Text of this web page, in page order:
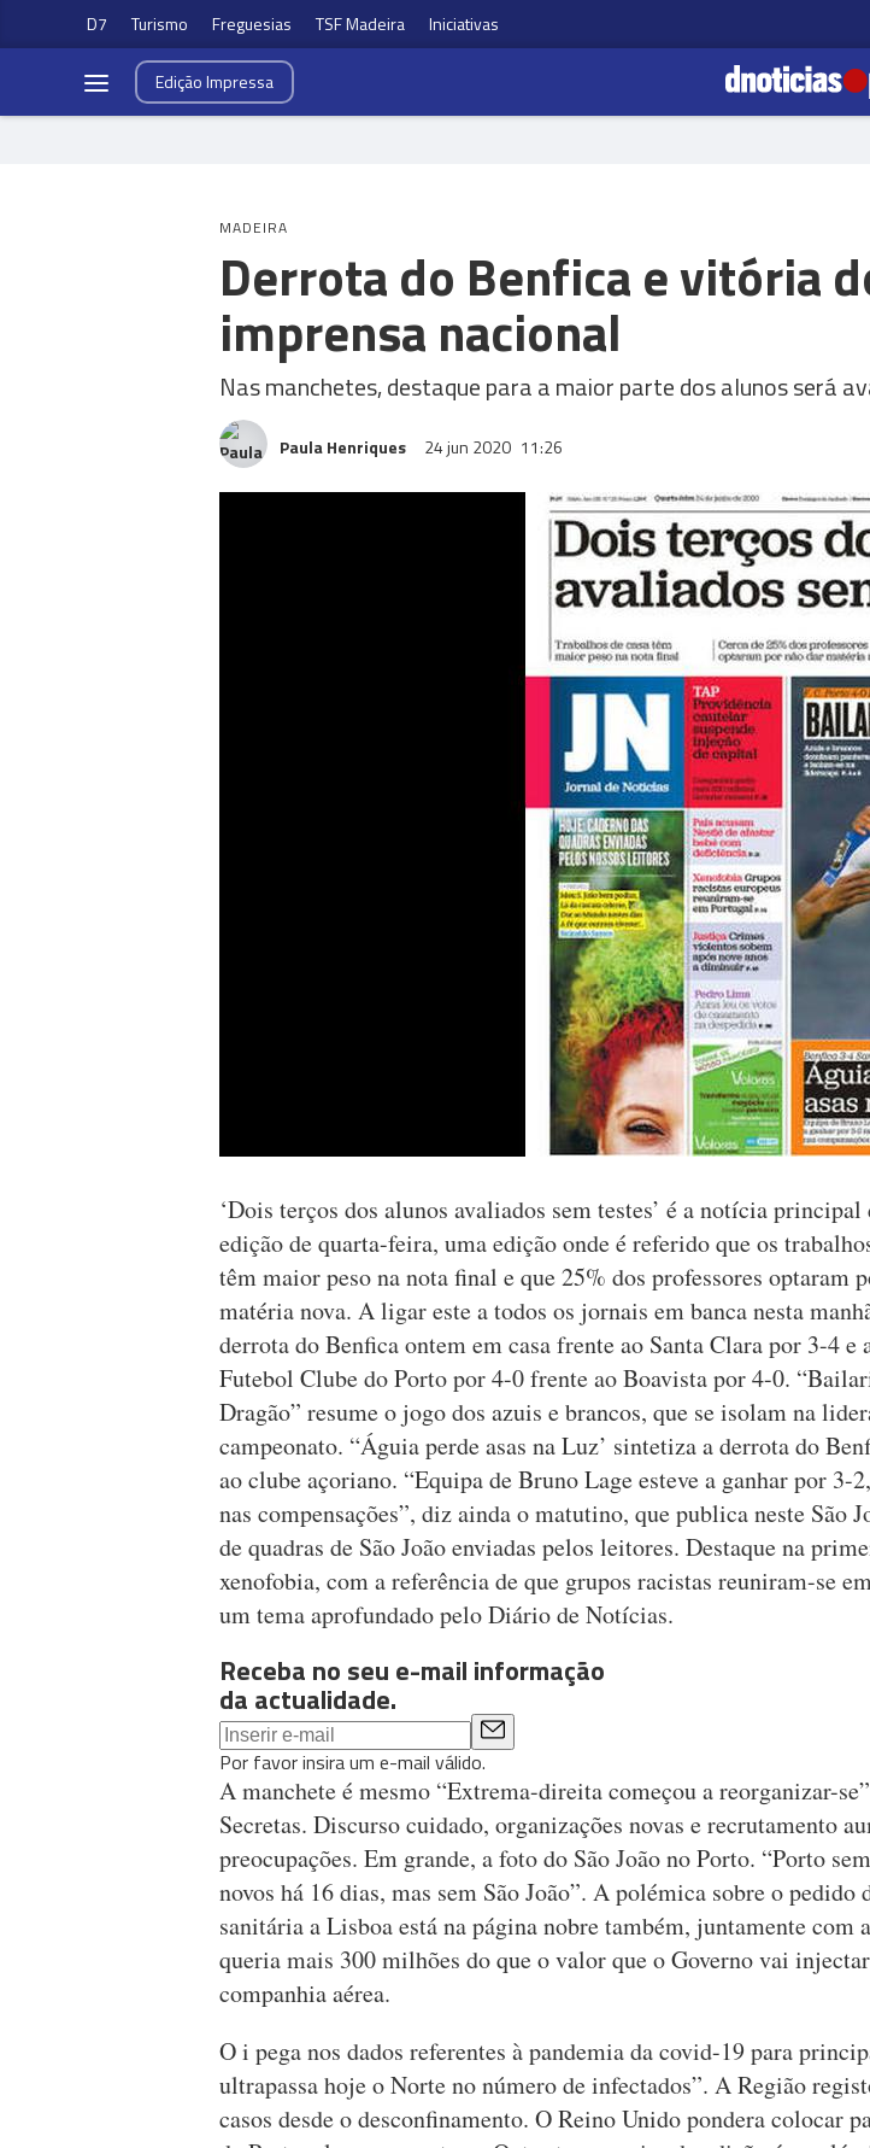
D7 Turismo Freguesias TSF Madeira Iniciativas
EdiçãoImpressa
MADEIRA
Derrota do Benfica e vitória
imprensa nacional
Nas manchetes, destaque para a maior parte dos alunos será
Paula Henriques 24 jun 2020 11:26
‘Dois terços dos alunos avaliados sem testes’ é a notícia principal
edição de quarta-feira, uma edição onde é referido que os
têm maior peso na nota final e que 25% dos professores optaram
matéria nova. A ligar este a todos os jornais em banca nesta
derrota do Benfica ontem em casa frente ao Santa Clara por 3-4 e
Futebol Clube do Porto por 4-0 frente ao Boavista por 4-0.
Dragão” resume o jogo dos azuis e brancos, que se isolam na
campeonato. “Águia perde asas na Luz’ sintetiza a derrota do
ao clube açoriano. “Equipa de Bruno Lage esteve a ganhar por 3-
nas compensações”, diz ainda o matutino, que publica neste São
de quadras de São João enviadas pelos leitores. Destaque na
xenofobia, com a referência de que grupos racistas reuniram-se
um tema aprofundado pelo Diário de Notícias.
Receba no seu e-mail informação
da actualidade.
Por favor insira um e-mail válido.
A manchete é mesmo “Extrema-direita começou a reorganizar-
Secretas. Discurso cuidado, organizações novas e recrutamento
preocupações. Em grande, a foto do São João no Porto. “Porto
novos há 16 dias, mas sem São João”. A polémica sobre o pedido
sanitária a Lisboa está na página nobre também, juntamente com
queria mais 300 milhões do que o valor que o Governo vai
companhia aérea.
O i pega nos dados referentes à pandemia da covid-19 para
ultrapassa hoje o Norte no número de infectados”. A Região
casos desde o desconfinamento. O Reino Unido pondera colocar